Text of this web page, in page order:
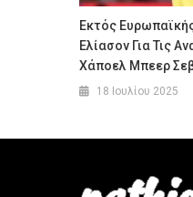
Εκτός
Ελίασον Για Τις
Χάποελ Μπεερ
18 Ιουλίου 2025